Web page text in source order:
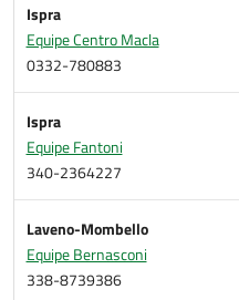
Ispra
Equipe Centro Macla
0332-780883
Ispra
Equipe Fantoni
340-2364227
Laveno-Mombello
Equipe Bernasconi
338-8739386